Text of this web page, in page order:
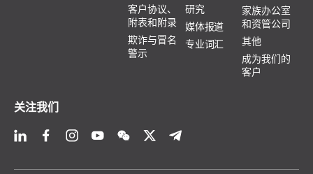
客户协议、
附表和附录
欺诈与冒名
警示
研究
媒体报道
专业词汇
家族办公室
和资管公司
其他
成为我们的
客户
关注我们